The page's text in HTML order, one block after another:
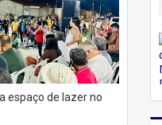
espaço de lazer no